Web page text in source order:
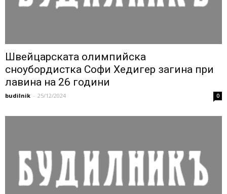
Швейцарската олимпийска
сноубордистка Софи Хедигер загина при
лавина на 26 години
budilnik - 25/12/2024 0